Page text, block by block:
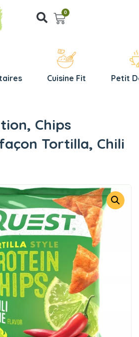
0
Cuisine Fit Petit
Chips
Tortilla, Chili